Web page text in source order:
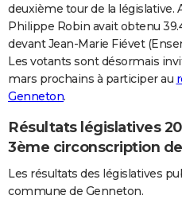
Dictionnaire
Biographies
Citations
Expressions
Proverbes
PROGRAMME TV
COPAINS D'AVANT
Se connecter
Entreprises
Service militaire
Avis de recherche
AVIS DE DÉCÈS
deuxième tour de la législative.
Philippe Robin avait obtenu
devant Jean-Marie Fiévet
Les votants sont désormais
mars prochains à participer au
Genneton.
Résultats législatives
3ème circonscription
Les résultats des législatives
commune de Genneton.